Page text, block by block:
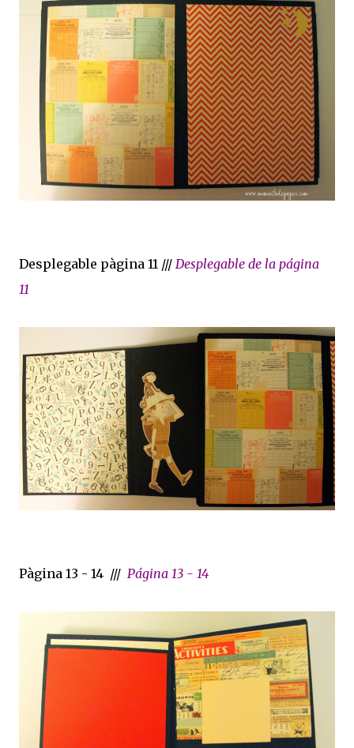
Desplegable pàgina 11 /// Desplegable de la página
11
Pàgina 13 - 14 /// Página 13 - 14